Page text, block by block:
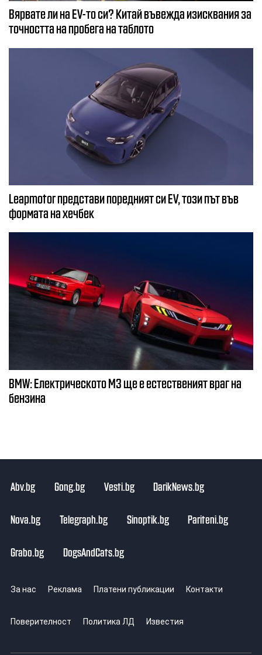
Вярвате ли на EV-то си? Китай въвежда изисквания за
точността на пробега на таблото
Leapmotor представи поредният си EV, този път във
формата на хечбек
BMW: Електрическото М3 ще е естественият враг на
бензина
Abv.bg Gong.bg Vesti.bg DarikNews.bg
Nova.bg Telegraph.bg Sinoptik.bg Pariteni.bg
Grabo.bg DogsAndCats.bg
За нас Реклама Платени публикации Контакти
Поверителност Политика ЛД Известия